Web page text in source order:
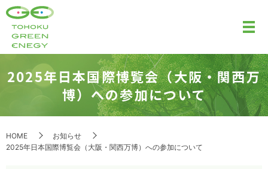
2025年日本国際博覧会（大阪・関西万
博）への参加について
HOME
お知らせ
2025年日本国際博覧会（大阪・関西万博）への参加について